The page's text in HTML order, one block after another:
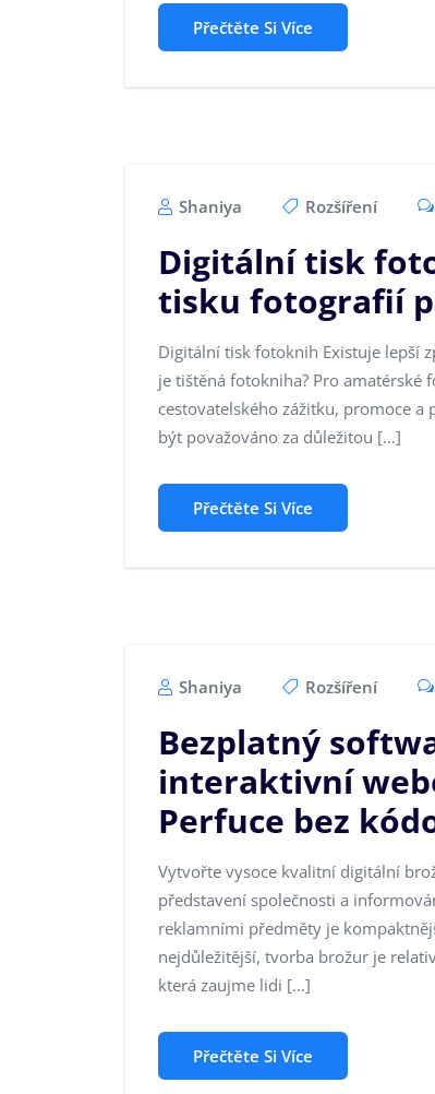
Přečtěte Si Více
Shaniya Rozšíření
Digitální tisk
tisku fotografií
Digitální tisk fotoknih Existuje lepší
je tištěná fotokniha? Pro
cestovatelského zážitku, promoce
být považováno za důležitou […]
Přečtěte Si Více
Shaniya Rozšíření
Bezplatný
interaktivní
Perfuce bez
Vytvořte vysoce kvalitní digitální
představení společnosti a
reklamními předměty je
nejdůležitější, tvorba brožur je
která zaujme lidi […]
Přečtěte Si Více